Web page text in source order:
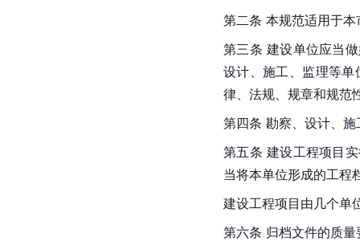
第二条 本规范适用于
第三条 建设单位应当
设计、施工、监理等
律、法规、规章和规范
第四条 勘察、设计、
第五条 建设工程项目
当将本单位形成的工程
建设工程项目由几个单
第六条 归档文件的质量